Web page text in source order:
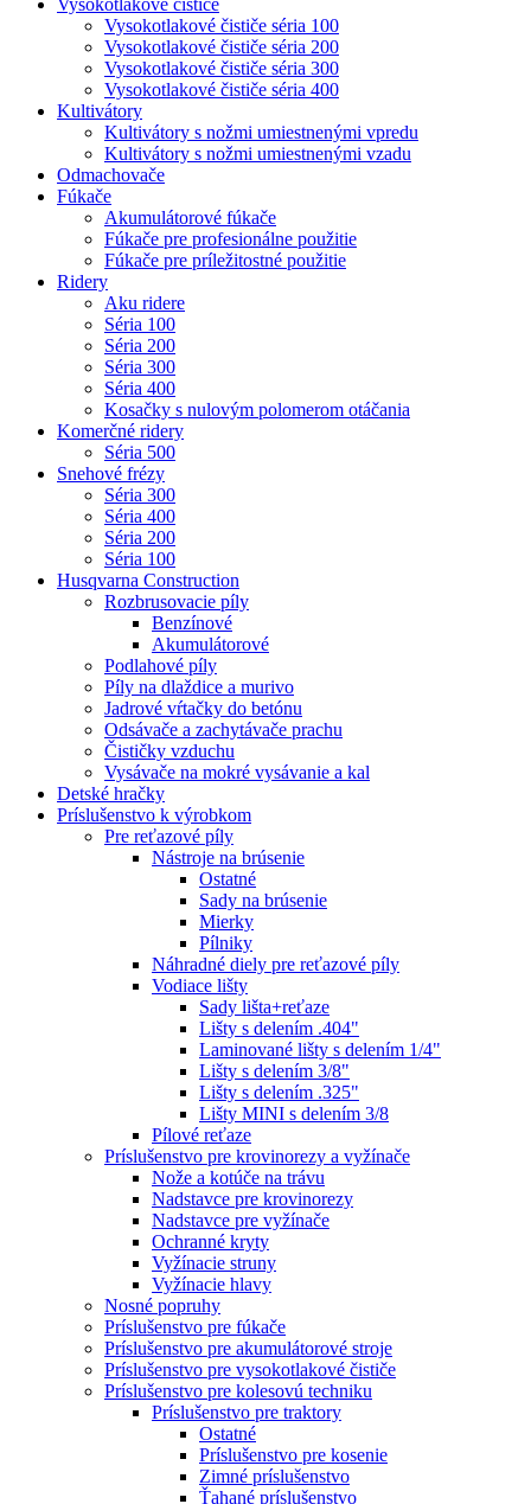
Vysokotlakové čističe séria 100
Vysokotlakové čističe séria 200
Vysokotlakové čističe séria 300
Vysokotlakové čističe séria 400
Kultivátory
Kultivátory s nožmi umiestnenými vpredu
Kultivátory s nožmi umiestnenými vzadu
Odmachovače
Fúkače
Akumulátorové fúkače
Fúkače pre profesionálne použitie
Fúkače pre príležitostné použitie
Ridery
Aku ridere
Séria 100
Séria 200
Séria 300
Séria 400
Kosačky s nulovým polomerom otáčania
Komerčné ridery
Séria 500
Snehové frézy
Séria 300
Séria 400
Séria 200
Séria 100
Husqvarna Construction
Rozbrusovacie píly
Benzínové
Akumulátorové
Podlahové píly
Píly na dlaždice a murivo
Jadrové vŕtačky do betónu
Odsávače a zachytávače prachu
Čističky vzduchu
Vysávače na mokré vysávanie a kal
Detské hračky
Príslušenstvo k výrobkom
Pre reťazové píly
Nástroje na brúsenie
Ostatné
Sady na brúsenie
Mierky
Pílniky
Náhradné diely pre reťazové píly
Vodiace lišty
Sady lišta+reťaze
Lišty s delením .404"
Laminované lišty s delením 1/4"
Lišty s delením 3/8"
Lišty s delením .325"
Lišty MINI s delením 3/8
Pílové reťaze
Príslušenstvo pre krovinorezy a vyžínače
Nože a kotúče na trávu
Nadstavce pre krovinorezy
Nadstavce pre vyžínače
Ochranné kryty
Vyžínacie struny
Vyžínacie hlavy
Nosné popruhy
Príslušenstvo pre fúkače
Príslušenstvo pre akumulátorové stroje
Príslušenstvo pre vysokotlakové čističe
Príslušenstvo pre kolesovú techniku
Príslušenstvo pre traktory
Ostatné
Príslušenstvo pre kosenie
Zimné príslušenstvo
Ťahané príslušenstvo